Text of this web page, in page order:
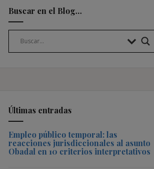
Buscar en el Blog…
Últimas entradas
Empleo público temporal: las
reacciones jurisdiccionales al asunto
Obadal en 10 criterios interpretativos